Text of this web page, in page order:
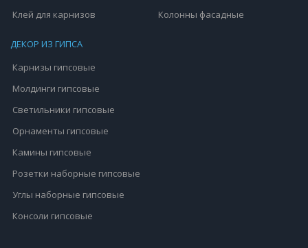
Клей для карнизов
Колонны фасадные
ДЕКОР ИЗ ГИПСА
Карнизы гипсовые
Молдинги гипсовые
Светильники гипсовые
Орнаменты гипсовые
Камины гипсовые
Розетки наборные гипсовые
Углы наборные гипсовые
Консоли гипсовые